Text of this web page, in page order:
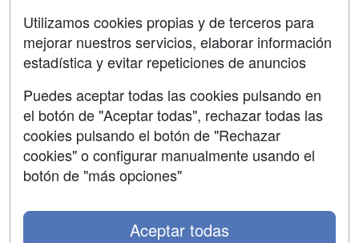
Contactar
Confidencialidad
Aviso legal
Copyleft
Utilizamos cookies propias y de terceros para
mejorar nuestros servicios, elaborar información
estadística y evitar repeticiones de anuncios
Puedes aceptar todas las cookies pulsando en
el botón de "Aceptar todas", rechazar todas las
cookies pulsando el botón de "Rechazar
cookies" o configurar manualmente usando el
botón de "más opciones"
Aceptar todas